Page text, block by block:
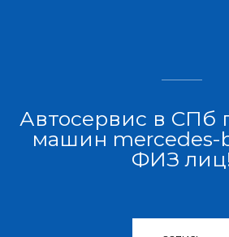
Автосервис в СПб
машин
ФИЗ